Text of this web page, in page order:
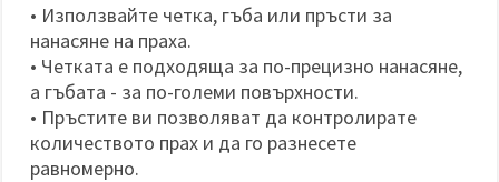
• Използвайте четка, гъба или пръсти за
нанасяне на праха.
• Четката е подходяща за по-прецизно нанасяне,
а гъбата - за по-големи повърхности.
• Пръстите ви позволяват да контролирате
количеството прах и да го разнесете
равномерно.